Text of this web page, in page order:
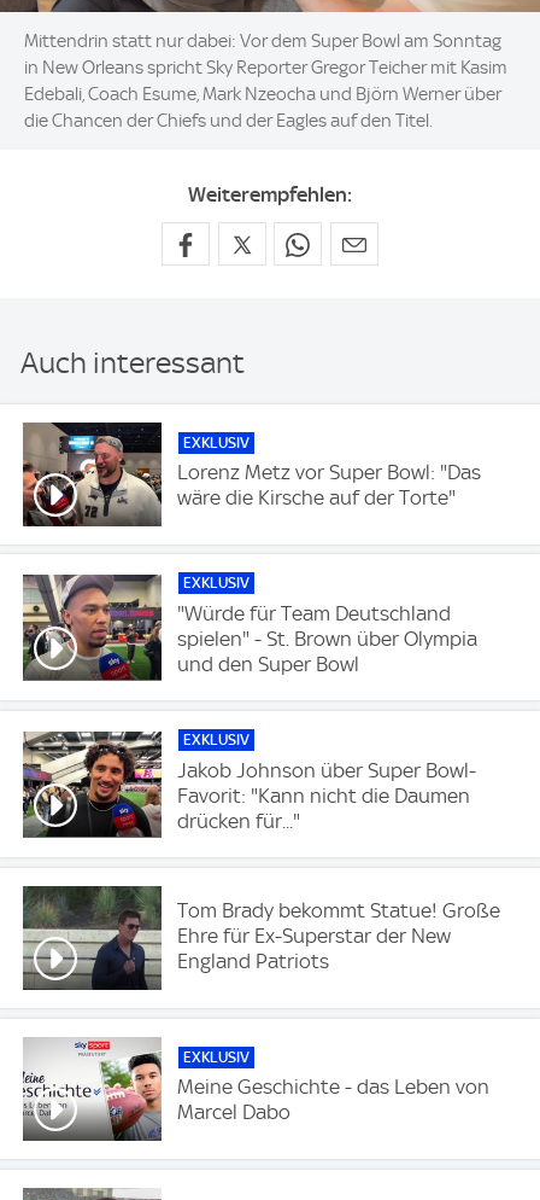
Mittendrin statt nur dabei: Vor dem Super Bowl am Sonntag
in New Orleans spricht Sky Reporter Gregor Teicher mit Kasim
Edebali, Coach Esume, Mark Nzeocha und Björn Werner über
die Chancen der Chiefs und der Eagles auf den Titel.
Weiterempfehlen:
Auch interessant
EXKLUSIV
Lorenz Metz vor Super Bowl: "Das
wäre die Kirsche auf der Torte"
EXKLUSIV
"Würde für Team Deutschland
spielen" - St. Brown über Olympia
und den Super Bowl
EXKLUSIV
Jakob Johnson über Super Bowl-
Favorit: "Kann nicht die Daumen
drücken für..."
Tom Brady bekommt Statue! Große
Ehre für Ex-Superstar der New
England Patriots
EXKLUSIV
Meine Geschichte - das Leben von
Marcel Dabo